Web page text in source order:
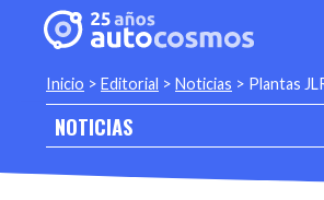
Inicio > Editorial > Noticias > Plantas
NOTICIAS